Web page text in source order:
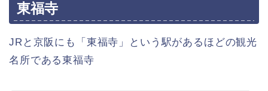
東福寺
JRと京阪にも「東福寺」という駅があるほどの観光
名所である東福寺